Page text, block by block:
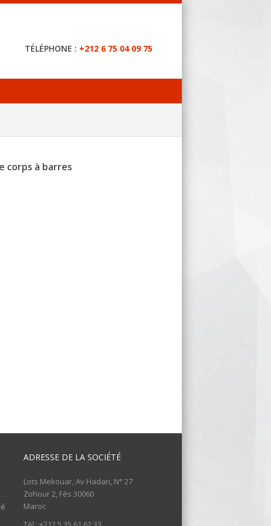
TÉLÉPHONE : +212 6 75 04 09 75
corps à barres
ADRESSE DE LA SOCIÉTÉ
Lots Mekouar, Av Hadari, N° 27
Zohour 2, Fès 30060
Maroc